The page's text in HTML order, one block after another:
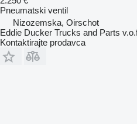
Pneumatski ventil
Nizozemska, Oirschot
Eddie Ducker Trucks and Parts
Kontaktirajte prodavca